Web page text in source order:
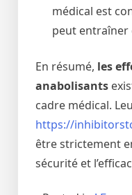
médical est
peut entraîner
En résumé, les
anabolisants
cadre médical.
https://
être strictement
sécurité et